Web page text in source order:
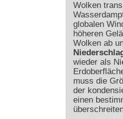
Wolken
globalen
höheren
Wolken ab
wieder als
muss die
der
einen